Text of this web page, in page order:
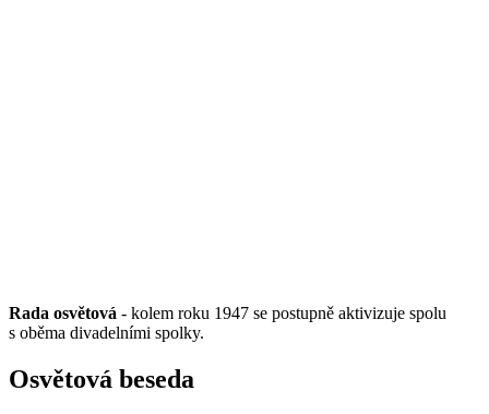
Rada osvětová - kolem roku 1947 se postupně aktivizuje spolu
s oběma divadelními spolky.
Osvětová beseda